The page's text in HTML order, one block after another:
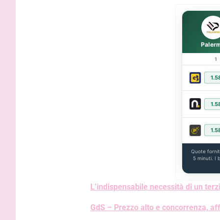
1
Quote
5 minuti. I
L’indispensabile necessità di un
GdS – Prezzo alto e concorrenza,
migliori
capire la